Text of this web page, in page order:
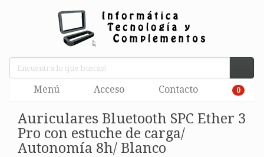
Menú Acceso Contacto 0
Auriculares Bluetooth SPC Ether 3
Pro con estuche de carga/
Autonomía 8h/ Blanco